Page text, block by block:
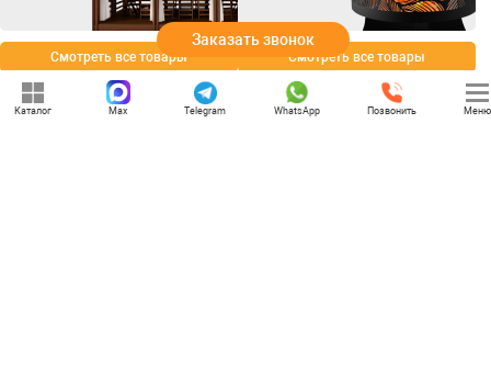
Смотреть все товары Смотреть все товары
Заказать звонок
Каталог Max Telegram WhatsApp Позвонить Меню